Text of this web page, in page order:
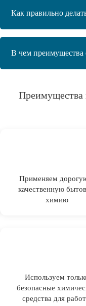
Как правильно
В чем преимущества
Применяем
качественную
химию
Используем
безопасные
средства для